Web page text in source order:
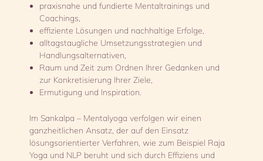
praxisnahe und fundierte Mentaltrainings und
Coachings,
effiziente Lösungen und nachhaltige Erfolge,
alltagstaugliche Umsetzungsstrategien und
Handlungsalternativen,
Raum und Zeit zum Ordnen Ihrer Gedanken und
zur Konkretisierung Ihrer Ziele,
Ermutigung und Inspiration.
Im Sankalpa – Mentalyoga verfolgen wir einen
ganzheitlichen Ansatz, der auf den Einsatz
lösungsorientierter Verfahren, wie zum Beispiel Raja
Yoga und NLP beruht und sich durch Effiziens und